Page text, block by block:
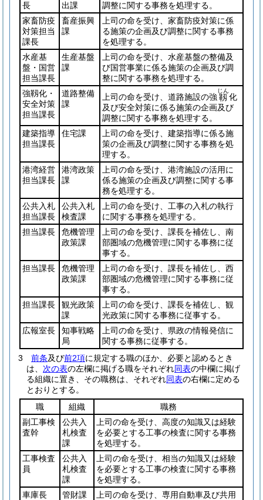
長
出課
調整に関する事務を処理する。
家畜防疫
対策担当
課長
畜産振興
課
上司の命を受け、家畜防疫対策に係
る施策の企画及び調整に関する事務
を処理する。
水産基
盤・国営
担当課長
生産基盤
課
上司の命を受け、水産基盤の整備及
び国営事業に係る施策の企画及び調
整に関する事務を処理する。
強靱化・
安全対策
担当課長
道路整備
課
上司の命を受け、道路施設の強 靱
じん
化
及び安全対策に係る施策の企画及び
調整に関する事務を処理する。
建築指導
担当課長
住宅課
上司の命を受け、建築指導に係る施
策の企画及び調整に関する事務を処
理する。
港湾経営
担当課長
港湾政策
課
上司の命を受け、港湾施設の活用に
係る施策の企画及び調整に関する事
務を処理する。
公共入札
担当課長
公共入札
検査課
上司の命を受け、工事の入札の執行
に関する事務を処理する。
担当課長
危機管理
政策課
上司の命を受け、課長を補佐し、南
部圏域の危機管理に関する事務に従
事する。
担当課長
危機管理
政策課
上司の命を受け、課長を補佐し、西
部圏域の危機管理に関する事務に従
事する。
担当課長
観光政策
課
上司の命を受け、課長を補佐し、観
光政策に関する事務に従事する。
広報室長
知事戦略
局
上司の命を受け、県政の情報発信に
関する事務に従事する。
3
前条及び前2項に規定する職のほか、必要と認めるとき
は、 次の表の左欄に掲げる職をそれぞれ同表の中欄に掲げ
る組織に置き、その職務は、それぞれ同表の右欄に定める
とおりとする。
職
組織
職務
副工事検
査幹
公共入
札検査
課
上司の命を受け、高度の知識又は経験
を必要とする工事の検査に関する事務
を処理する。
工事検査
員
公共入
札検査
課
上司の命を受け、相当の知識又は経験
を必要とする工事の検査に関する事務
を処理する。
車庫長
管財課
上司の命を受け、専用自動車及び共用